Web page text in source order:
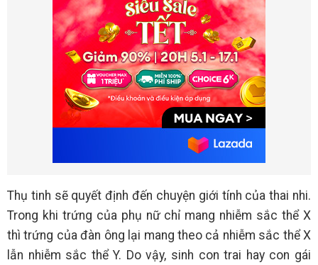
Thụ tinh sẽ quyết định đến chuyện giới tính của thai nhi.
Trong khi trứng của phụ nữ chỉ mang nhiễm sắc thể X
thì trứng của đàn ông lại mang theo cả nhiễm sắc thể X
lẫn nhiễm sắc thể Y. Do vậy, sinh con trai hay con gái